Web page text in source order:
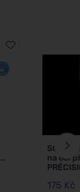
SO’BiO
na oči
g) 02
175 Kč